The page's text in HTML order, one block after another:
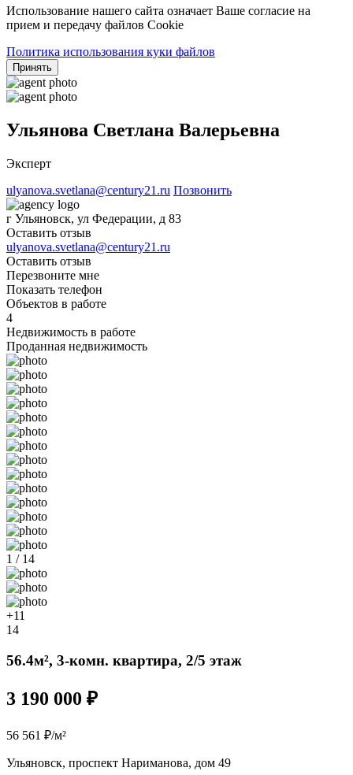
Использование нашего сайта означает Ваше согласие на
прием и передачу файлов Cookie
Политика использования куки файлов
Принять
Ульянова Светлана Валерьевна
Эксперт
ulyanova.svetlana@century21.ru Позвонить
г Ульяновск, ул Федерации, д 83
Оставить отзыв
ulyanova.svetlana@century21.ru
Оставить отзыв
Перезвоните мне
Показать телефон
Объектов в работе
4
Недвижимость в работе
Проданная недвижимость
1 / 14
+11
14
56.4м², 3-комн. квартира, 2/5 этаж
3 190 000 ₽
56 561 ₽/м²
Ульяновск, проспект Нариманова, дом 49